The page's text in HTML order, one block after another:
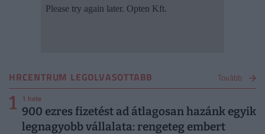
HRCENTRUM LEGOLVASOTTABB Tovább
1 1 hete
900 ezres fizetést ad átlagosan hazánk egyik
legnagyobb vállalata: rengeteg embert